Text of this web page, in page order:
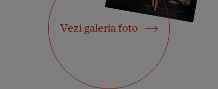
Vezi galeria foto